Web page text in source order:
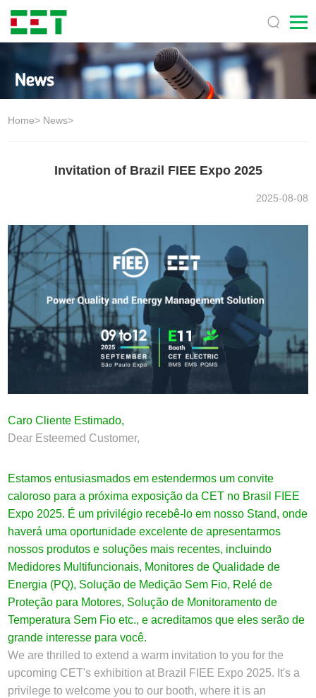
Home> News>
Invitation of Brazil FIEE Expo 2025
2025-08-08
Caro Cliente Estimado,
Dear Esteemed Customer,
Estamos entusiasmados em estendermos um convite
caloroso para a próxima exposição da CET no Brasil FIEE
Expo 2025. É um privilégio recebê-lo em nosso Stand, onde
haverá uma oportunidade excelente de apresentarmos
nossos produtos e soluções mais recentes, incluindo
Medidores Multifuncionais, Monitores de Qualidade de
Energia (PQ), Solução de Medição Sem Fio, Relé de
Proteção para Motores, Solução de Monitoramento de
Temperatura Sem Fio etc., e acreditamos que eles serão de
grande interesse para você.
We are thrilled to extend a warm invitation to you for the
upcoming CET's exhibition at Brazil FIEE Expo 2025. It's a
privilege to welcome you to our booth, where it is an